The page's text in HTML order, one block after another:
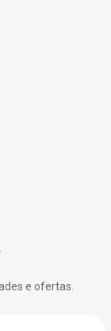
e ofertas.